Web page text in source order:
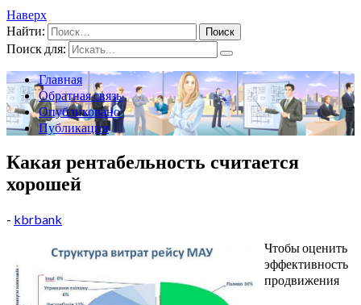
Наверх
Найти:
Поиск для:
Главная
Обратная связь
Опубликовано
Публикации
Какая рентабельность считается
хорошей
- kbrbank
Чтобы оценить
эффективность
продвижения